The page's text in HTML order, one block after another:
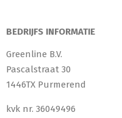
BEDRIJFS INFORMATIE
Greenline B.V.
Pascalstraat 30
1446TX Purmerend
kvk nr. 36049496